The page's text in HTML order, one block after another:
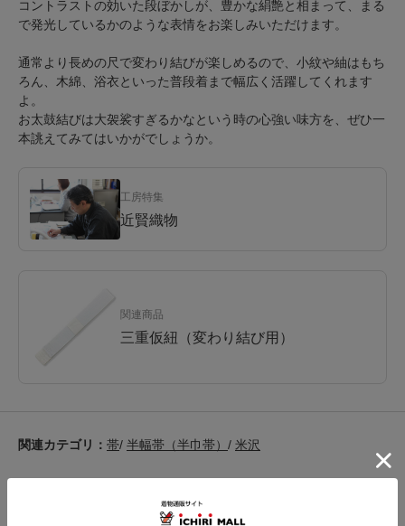
コントラストの効いた段ぼかしが、豊かな絹艶と相まって、まる
で発光しているかのような表情をお楽しみいただけます。
通常より長めの尺で変わり結びが楽しめるので、小紋や紬はもち
ろん、木綿、浴衣といった普段着まで幅広く活躍してくれます
よ。
お太鼓結びは大袈裟すぎるかなという時の心強い味方を、ぜひ一
本誂えてみてはいかがでしょうか。
工房特集
近賢織物
関連商品
三重仮紐（変わり結び用）
関連カテゴリ： 帯/ 半幅帯（半巾帯） / 米沢
こちらの商品も見ています